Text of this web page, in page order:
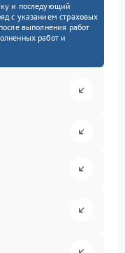
и последующий
с указанием страховых
выполнения работ
работ и